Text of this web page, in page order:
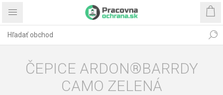
ČEPICE ARDON®BARRDY
CAMO ZELENÁ